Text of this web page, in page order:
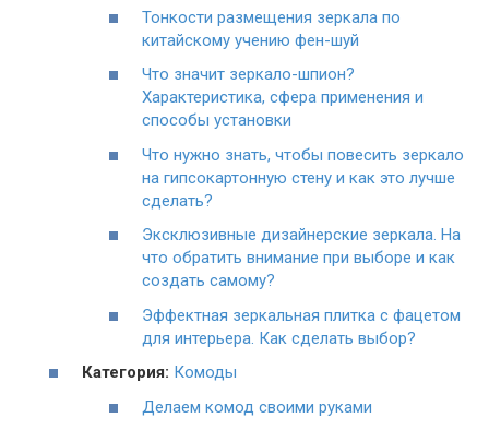
Тонкости размещения зеркала по
китайскому учению фен-шуй
Что значит зеркало-шпион?
Характеристика, сфера применения и
способы установки
Что нужно знать, чтобы повесить зеркало
на гипсокартонную стену и как это лучше
сделать?
Эксклюзивные дизайнерские зеркала. На
что обратить внимание при выборе и как
создать самому?
Эффектная зеркальная плитка с фацетом
для интерьера. Как сделать выбор?
Категория: Комоды
Делаем комод своими руками